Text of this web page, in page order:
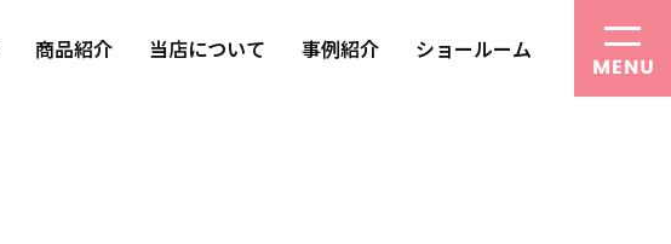
商品紹介 当店について 事例紹介 ショールーム